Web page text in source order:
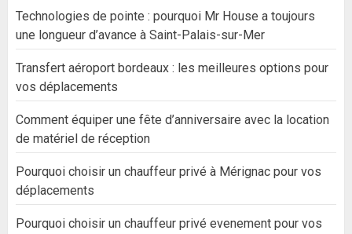
Technologies de pointe : pourquoi Mr House a toujours
une longueur d’avance à Saint-Palais-sur-Mer
Transfert aéroport bordeaux : les meilleures options pour
vos déplacements
Comment équiper une fête d’anniversaire avec la location
de matériel de réception
Pourquoi choisir un chauffeur privé à Mérignac pour vos
déplacements
Pourquoi choisir un chauffeur privé evenement pour vos